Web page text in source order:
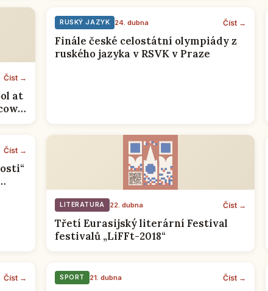
Číst →
at
RUSKÝ JAZYK 24. dubna Číst →
Finále české celostátní olympiády z
ruského jazyka v RSVK v Praze
Číst →
LITERATURA 22. dubna Číst →
Třetí Eurasijský literární Festival
festivalů „LiFFt-2018“
Číst → SPORT 21. dubna Číst →